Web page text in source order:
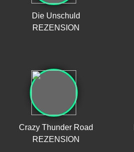
Die Unschuld
REZENSION
Crazy Thunder Road
REZENSION